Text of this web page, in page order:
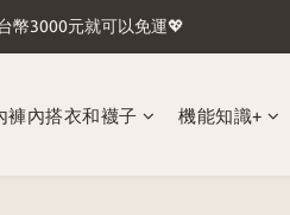
台幣3000元就可以免運🛬
台幣3000元就可以免運🛬
褲內搭衣和襪子 機能知識+